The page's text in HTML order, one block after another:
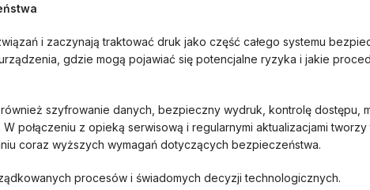
i zaczynają traktować druk jako część całego systemu
gdzie mogą pojawiać się potencjalne ryzyka i jakie
szyfrowanie danych, bezpieczny wydruk, kontrolę dostępu,
połączeniu z opieką serwisową i regularnymi aktualizacjami
coraz wyższych wymagań dotyczących bezpieczeństwa.
procesów i świadomych decyzji technologicznych.